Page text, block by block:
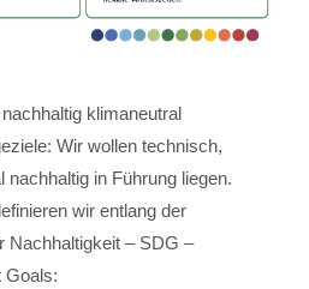
klimaneutral
Wir wollen technisch,
in Führung liegen.
wir entlang der
Nachhaltigkeit – SDG –
Goals: